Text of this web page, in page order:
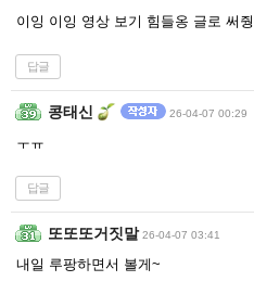
이잉 이잉 영상 보기 힘들옹 글로 써줭
답글
콩태신 26-04-07 00:29
ㅜㅠ
답글
또또또거짓말 26-04-07 03:41
내일 루팡하면서 볼게~